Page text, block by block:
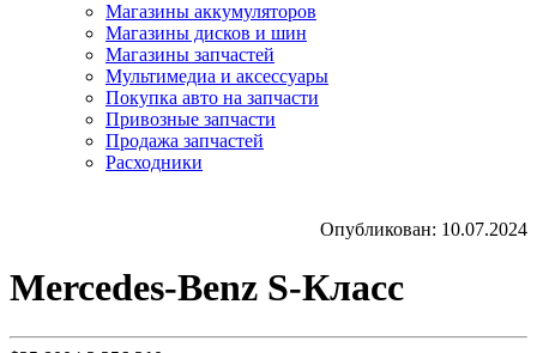
Магазины аккумуляторов
Магазины дисков и шин
Магазины запчастей
Мультимедиа и аксессуары
Покупка авто на запчасти
Привозные запчасти
Продажа запчастей
Расходники
Опубликован: 10.07.2024
Mercedes-Benz S-Класс